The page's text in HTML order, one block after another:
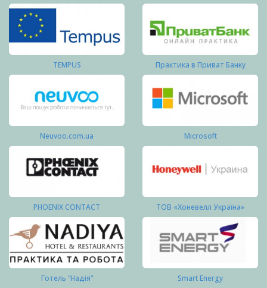
TEMPUS Практика в Приват Банку
Neuvoo.com.ua Microsoft
PHOENIX CONTACT ТОВ «Хоневелл Україна»
Готель “Надія” Smart Energy